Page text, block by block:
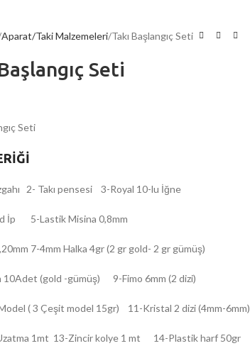
Aparat/Taki Malzemeleri Takı Başlangıç Seti
Seti
Seti
2- Takı pensesi 3-Royal 10-lu İğne
İp 5-Lastik Misina 0,8mm
7-4mm Halka 4gr (2 gr gold- 2 gr gümüş)
10Adet (gold -gümüş) 9-Fimo 6mm (2 dizi)
( 3 Çeşit model 15gr) 11-Kristal 2 dizi (4mm-6mm)
1mt 13-Zincir kolye 1 mt 14-Plastik harf 50gr